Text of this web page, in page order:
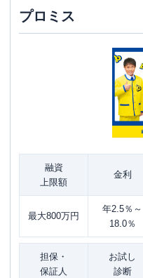
プロミス
融資
上限額
金利
最大800万円
年2.5％～
18.0％
担保・
保証人
お試し
診断